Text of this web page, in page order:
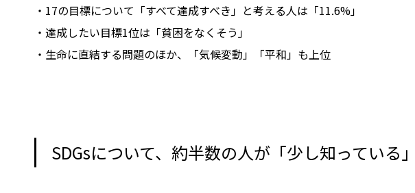
・17の目標について「すべて達成すべき」と考える人は「11.6%」
・達成したい目標1位は「貧困をなくそう」
・生命に直結する問題のほか、「気候変動」「平和」も上位
SDGsについて、約半数の人が「少し知っている」